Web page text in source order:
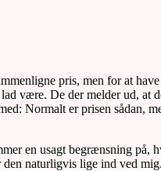
pris, men for at
være. De der melder ud, at
Normalt er prisen sådan,
en usagt begrænsning på,
naturligvis lige ind ved mig.